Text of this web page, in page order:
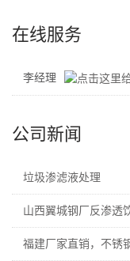
在线服务
李经理
公司新闻
垃圾渗滤液处理
山西翼城钢厂反渗透
福建厂家直销，不锈